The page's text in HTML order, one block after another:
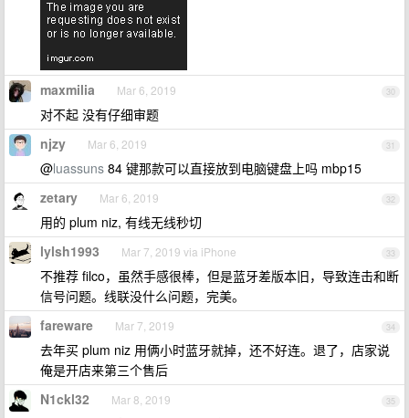
30
maxmilia Mar 6, 2019
对不起 没有仔细审题
31
njzy Mar 6, 2019
@luassuns 84 键那款可以直接放到电脑键盘上吗 mbp15
32
zetary Mar 6, 2019
用的 plum niz, 有线无线秒切
33
lylsh1993 Mar 7, 2019 via iPhone
不推荐 filco，虽然手感很棒，但是蓝牙差版本旧，导致连击和断
信号问题。线联没什么问题，完美。
34
fareware Mar 7, 2019
去年买 plum niz 用俩小时蓝牙就掉，还不好连。退了，店家说
俺是开店来第三个售后
35
N1ckl32 Mar 8, 2019